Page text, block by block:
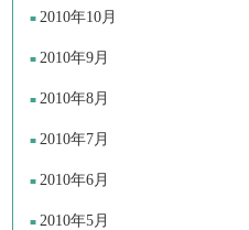
2010年10月
2010年9月
2010年8月
2010年7月
2010年6月
2010年5月